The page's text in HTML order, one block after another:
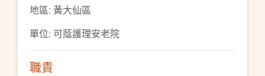
地區: 黃大仙區
單位: 可蔭護理安老院
職責